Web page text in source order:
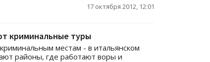
17 октября 2012, 12:01
криминальные туры
местам - в итальянском
районы, где работают воры и